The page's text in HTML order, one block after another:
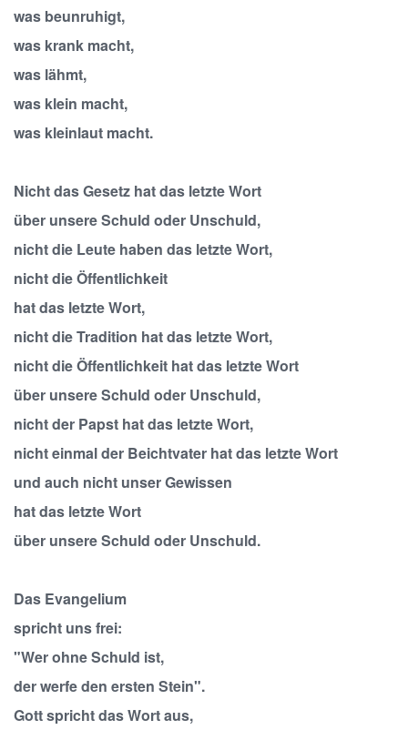
was beunruhigt,
was krank macht,
was lähmt,
was klein macht,
was kleinlaut macht.
Nicht das Gesetz hat das letzte Wort
über unsere Schuld oder Unschuld,
nicht die Leute haben das letzte Wort,
nicht die Öffentlichkeit
hat das letzte Wort,
nicht die Tradition hat das letzte Wort,
nicht die Öffentlichkeit hat das letzte Wort
über unsere Schuld oder Unschuld,
nicht der Papst hat das letzte Wort,
nicht einmal der Beichtvater hat das letzte Wort
und auch nicht unser Gewissen
hat das letzte Wort
über unsere Schuld oder Unschuld.
Das Evangelium
spricht uns frei:
"Wer ohne Schuld ist,
der werfe den ersten Stein".
Gott spricht das Wort aus,